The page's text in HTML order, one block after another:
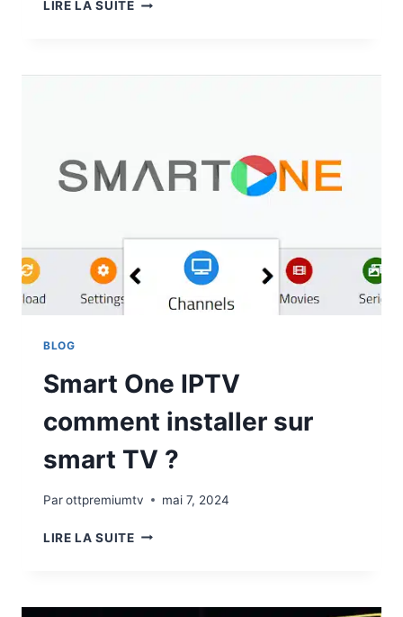
LIRE LA SUITE
BLOG
Smart One IPTV
comment installer sur
smart TV ?
Parottpremiumtv mai 7, 2024
LIRE LA SUITE